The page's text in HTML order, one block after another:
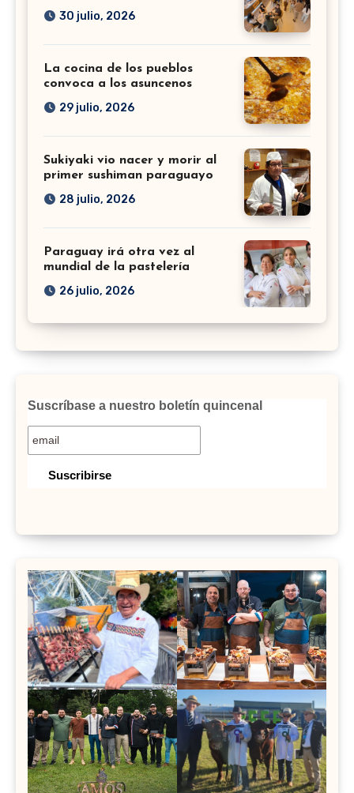
30 julio, 2026
La cocina de los pueblos
convoca a los asuncenos
29 julio, 2026
Sukiyaki vio nacer y morir al
primer sushiman paraguayo
28 julio, 2026
Paraguay irá otra vez al
mundial de la pastelería
26 julio, 2026
Suscríbase a nuestro boletín quincenal